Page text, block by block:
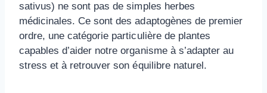
sativus) ne sont pas de simples herbes
médicinales. Ce sont des adaptogènes de premier
ordre, une catégorie particulière de plantes
capables d’aider notre organisme à s’adapter au
stress et à retrouver son équilibre naturel.